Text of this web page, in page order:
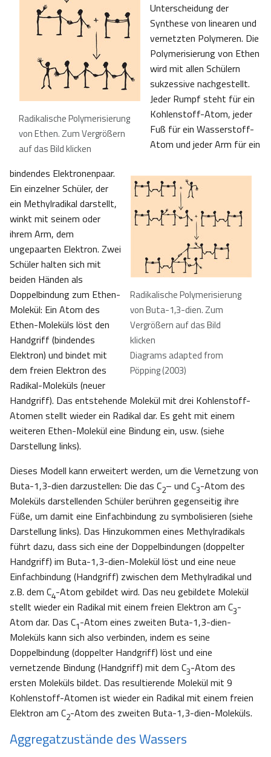
Radikalische Polymerisierung
von Ethen. Zum Vergrößern
auf das Bild klicken
Radikalische Polymerisierung
von Buta-1,3-dien. Zum
Vergrößern auf das Bild
klicken
Diagrams adapted from
Pöpping (2003)
Unterscheidung der
Synthese von linearen und
vernetzten Polymeren. Die
Polymerisierung von Ethen
wird mit allen Schülern
sukzessive nachgestellt.
Jeder Rumpf steht für ein
Kohlenstoff-Atom, jeder
Fuß für ein Wasserstoff-
Atom und jeder Arm für ein
bindendes Elektronenpaar.
Ein einzelner Schüler, der
ein Methylradikal darstellt,
winkt mit seinem oder
ihrem Arm, dem
ungepaarten Elektron. Zwei
Schüler halten sich mit
beiden Händen als
Doppelbindung zum Ethen-
Molekül: Ein Atom des
Ethen-Moleküls löst den
Handgriff (bindendes
Elektron) und bindet mit
dem freien Elektron des
Radikal-Moleküls (neuer
Handgriff). Das entstehende Molekül mit drei Kohlenstoff-
Atomen stellt wieder ein Radikal dar. Es geht mit einem
weiteren Ethen-Molekül eine Bindung ein, usw. (siehe
Darstellung links).
Dieses Modell kann erweitert werden, um die Vernetzung von
Buta-1,3-dien darzustellen: Die das C2– und C3-Atom des
Moleküls darstellenden Schüler berühren gegenseitig ihre
Füße, um damit eine Einfachbindung zu symbolisieren (siehe
Darstellung links). Das Hinzukommen eines Methylradikals
führt dazu, dass sich eine der Doppelbindungen (doppelter
Handgriff) im Buta-1,3-dien-Molekül löst und eine neue
Einfachbindung (Handgriff) zwischen dem Methylradikal und
z.B. dem C4-Atom gebildet wird. Das neu gebildete Molekül
stellt wieder ein Radikal mit einem freien Elektron am C3-
Atom dar. Das C1-Atom eines zweiten Buta-1,3-dien-
Moleküls kann sich also verbinden, indem es seine
Doppelbindung (doppelter Handgriff) löst und eine
vernetzende Bindung (Handgriff) mit dem C3-Atom des
ersten Moleküls bildet. Das resultierende Molekül mit 9
Kohlenstoff-Atomen ist wieder ein Radikal mit einem freien
Elektron am C2-Atom des zweiten Buta-1,3-dien-Moleküls.
Aggregatzustände des Wassers